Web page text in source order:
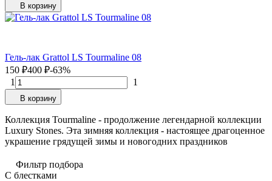
В корзину
Гель-лак Grattol LS Tourmaline 08
150 ₽400 ₽-63%
1
1
В корзину
Коллекция Tourmaline - продолжение легендарной коллекции
Luxury Stones. Эта зимняя коллекция - настоящее драгоценное
украшение грядущей зимы и новогодних праздников
Фильтр подбора
С блестками